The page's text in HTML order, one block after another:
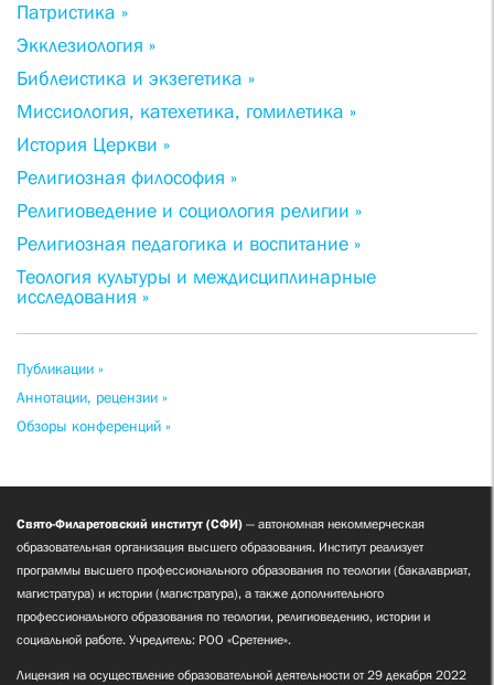
Патристика »
Экклезиология »
Библеистика и экзегетика »
Миссиология, катехетика, гомилетика »
История Церкви »
Религиозная философия »
Религиоведение и социология религии »
Религиозная педагогика и воспитание »
Теология культуры и междисциплинарные
исследования »
Публикации »
Аннотации, рецензии »
Обзоры конференций »
Свято-Филаретовский институт (СФИ) — автономная некоммерческая
образовательная организация высшего образования. Институт реализует
программы высшего профессионального образования по теологии (бакалавриат,
магистратура) и истории (магистратура), а также дополнительного
профессионального образования по теологии, религиоведению, истории и
социальной работе. Учредитель: РОО «Сретение».
Лицензия на осуществление образовательной деятельности от 29 декабря 2022